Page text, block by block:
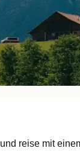
und reise mit